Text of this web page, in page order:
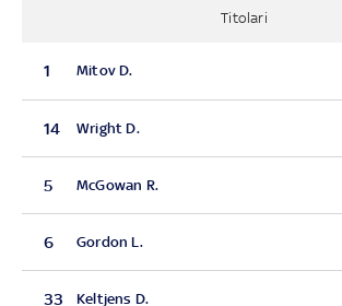
Titolari
1 Mitov D.
14 Wright D.
5 McGowan R.
6 Gordon L.
33 Keltjens D.